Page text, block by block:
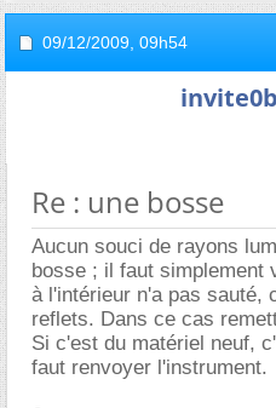
09/12/2009, 09h54
Re : une bosse
Aucun souci de rayons
bosse ; il faut simplement
à l'intérieur n'a pas sauté,
reflets. Dans ce cas
Si c'est du matériel neuf,
faut renvoyer l'instrument.